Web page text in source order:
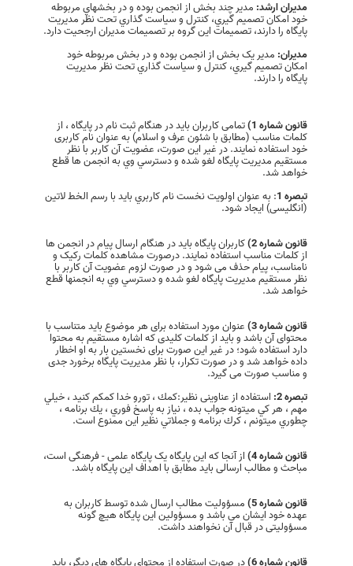
مدیران ارشد: مدير چند بخش از انجمن بوده و در بخشهاي مربوطه
خود امکان تصميم گيري، کنترل و سياست گذاري تحت نظر مديريت
پايگاه را دارند، تصميمات اين گروه بر تصميمات مديران ارجحيت دارد.
مدیران: مدير يک بخش از انجمن بوده و در بخش مربوطه خود
امکان تصميم گيري، کنترل و سياست گذاري تحت نظر مديريت
پايگاه را دارند.
قانون شماره 1) تمامی کاربران باید در هنگام ثبت نام در پایگاه ، از
کلمات مناسب (مطابق با شئون عرف و اسلام) به عنوان نام کاربری
خود استفاده نمایند. در غیر این صورت، عضویت آن كاربر با نظر
مستقیم مدیریت پایگاه لغو شده و دسترسي وي به انجمن ها قطع
خواهد شد.
تبصره 1 : به عنوان اولویت نخست نام كاربري باید با رسم الخط لاتین
(انگلیسی) ایجاد شود.
قانون شماره 2) کاربران پایگاه باید در هنگام ارسال پیام در انجمن ها
از کلمات مناسب استفاده نمایند. درصورت مشاهده کلمات رکیک و
نامناسب، پیام حذف می شود و در صورت لزوم عضویت آن كاربر با
نظر مستقیم مدیریت پایگاه لغو شده و دسترسي وي به انجمنها قطع
خواهد شد.
قانون شماره 3) عنوان مورد استفاده برای هر موضوع باید متناسب با
محتوای آن باشد و باید از کلمات کلیدی که اشاره مستقیم به محتوا
دارد استفاده شود؛ در غیر این صورت برای نخستین بار به او اخطار
داده خواهد شد و در صورت تکرار، با نظر مدیریت پایگاه برخورد جدی
و مناسب صورت می گیرد.
تبصره 2:
استفاده از عناوینی نظیر:كمك ، تورو خدا كمكم كنيد ، خيلي
مهم ، هر كي ميتونه جواب بده ، نياز به پاسخ فوري ، يك برنامه ،
چطوري ميتونم ، كرك برنامه و جملاتي نظیر این ممنوع است.
قانون شماره 4) از آنجا که این پایگاه یک پایگاه علمی - فرهنگی است،
مباحث و مطالب ارسالی باید مطابق با اهداف این پایگاه باشد.
قانون شماره 5) مسؤولیت مطالب ارسال شده توسط کاربران به
عهده خود ایشان می باشد و مسؤولین این پایگاه هیچ گونه
مسؤولیتی در قبال آن نخواهند داشت.
قانون شماره 6) در صورت استفاده از محتوای پایگاه های دیگر، باید